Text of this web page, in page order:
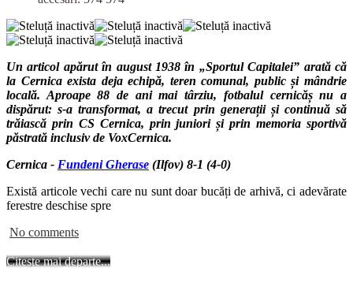
Un articol apărut în august 1938 în „Sportul Capitalei” arată că
la Cernica exista deja echipă, teren comunal, public și mândrie
locală. Aproape 88 de ani mai târziu, fotbalul cernicăș nu a
dispărut: s-a transformat, a trecut prin generații și continuă să
trăiască prin CS Cernica, prin juniori și prin memoria sportivă
păstrată inclusiv de VoxCernica.
Cernica - Fundeni Gherase (Ilfov) 8-1 (4-0)
Există articole vechi care nu sunt doar bucăți de arhivă, ci adevărate
ferestre deschise spre
No comments
Citește mai departe...